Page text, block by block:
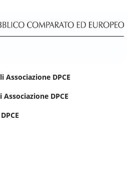
Associazione DPCE
DPCE